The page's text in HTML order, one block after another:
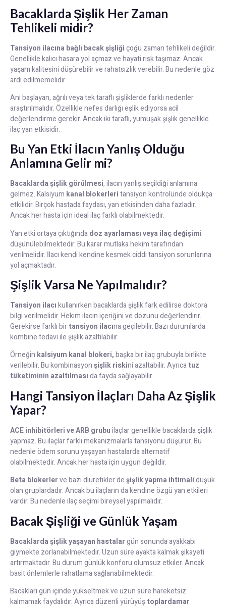
Bacaklarda Şişlik Her Zaman
Tehlikeli midir?
Tansiyon ilacına bağlı bacak şişliğiçoğu zaman tehlikeli değildir.
Genellikle kalıcı hasara yol açmaz ve hayati risk taşımaz. Ancak
yaşam kalitesini düşürebilir ve rahatsızlık verebilir. Bu nedenle göz
ardı edilmemelidir.
Ani başlayan, ağrılı veya tek taraflı şişliklerde farklı nedenler
araştırılmalıdır. Özellikle nefes darlığı eşlik ediyorsa acil
değerlendirme gerekir. Ancak iki taraflı, yumuşak şişlik genellikle
ilaç yan etkisidir.
Bu Yan Etki İlacın Yanlış Olduğu
Anlamına Gelir mi?
Bacaklarda şişlik görülmesi, ilacın yanlış seçildiği anlamına
gelmez. Kalsiyum kanal blokerleritansiyon kontrolünde oldukça
etkilidir. Birçok hastada faydası, yan etkisinden daha fazladır.
Ancak her hasta için ideal ilaç farklı olabilmektedir.
Yan etki ortaya çıktığındadoz ayarlaması veya ilaç değişimi
düşünülebilmektedir. Bu karar mutlaka hekim tarafından
verilmelidir. İlacı kendi kendine kesmek ciddi tansiyon sorunlarına
yol açmaktadır.
Şişlik Varsa Ne Yapılmalıdır?
Tansiyon ilacıkullanırken bacaklarda şişlik fark edilirse doktora
bilgi verilmelidir. Hekim ilacın içeriğini ve dozunu değerlendirir.
Gerekirse farklı birtansiyon ilacına geçilebilir. Bazı durumlarda
kombine tedavi ile şişlik azaltılabilir.
Örneğin kalsiyum kanal blokeri,başka bir ilaç grubuyla birlikte
verilebilir. Bu kombinasyonşişlik riskini azaltabilir. Ayrıcatuz
tüketiminin azaltılmasıda fayda sağlayabilir.
Hangi Tansiyon İlaçları Daha Az Şişlik
Yapar?
ACE inhibitörleri ve ARB grubuilaçlar genellikle bacaklarda şişlik
yapmaz. Bu ilaçlar farklı mekanizmalarla tansiyonu düşürür. Bu
nedenle ödem sorunu yaşayan hastalarda alternatif
olabilmektedir. Ancak her hasta için uygun değildir.
Beta blokerlerve bazı diüretikler deşişlik yapma ihtimalidüşük
olan gruplardadır. Ancak bu ilaçların da kendine özgü yan etkileri
vardır. Bu nedenle ilaç seçimi bireysel yapılmalıdır.
Bacak Şişliği ve Günlük Yaşam
Bacaklarda şişlik yaşayan hastalargün sonunda ayakkabı
giymekte zorlanabilmektedir. Uzun süre ayakta kalmak şikayeti
artırmaktadır. Bu durum günlük konforu olumsuz etkiler. Ancak
basit önlemlerle rahatlama sağlanabilmektedir.
Bacakları gün içinde yükseltmek ve uzun süre hareketsiz
kalmamak faydalıdır. Ayrıca düzenli yürüyüştoplardamar